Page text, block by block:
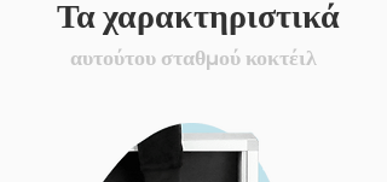
Τα χαρακτηριστικά
αυτούτου σταθμού κοκτέιλ